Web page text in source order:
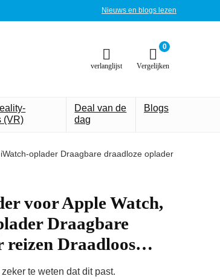
Nieuws en blogs lezen
verlanglijst
0
Vergelijken
(VR)
Deal van de
dag
Blogs
oplader Draagbare draadloze oplader
voor Apple Watch,
Draagbare
reizen Draadloos…
te weten dat dit past.